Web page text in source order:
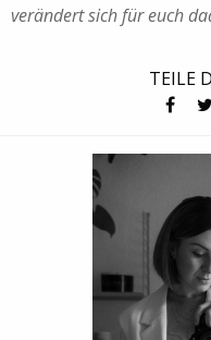
verändert sich für euch
TEILE